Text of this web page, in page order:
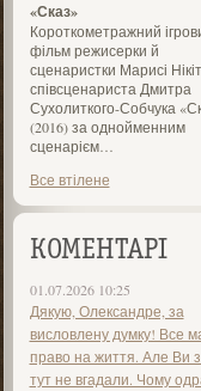
«Сказ»
Короткометражний
фільм режисерки й
сценаристки Марисі
співсценариста Дмитра
Сухолиткого-Собчука
(2016) за однойменним
сценарієм…
Все втілене
КОМЕНТАРІ
01.07.2026 10:25
Дякую, Олександре, за
висловлену думку! Все
право на життя. Але Ви
тут не вгадали. Чому